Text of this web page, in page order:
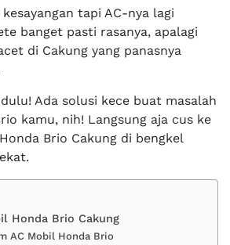
tapi AC-nya lagi
banget pasti rasanya, apalagi
di Cakung yang panasnya
Ada solusi kece buat masalah
kamu, nih! Langsung aja cus ke
Brio Cakung di bengkel
Honda Brio Cakung
AC Mobil Honda Brio